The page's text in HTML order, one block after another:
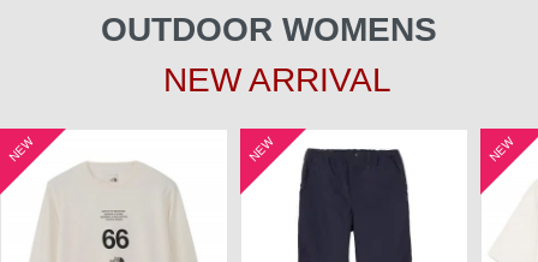
OUTDOOR WOMENS
NEW ARRIVAL
NEW NEW NEW